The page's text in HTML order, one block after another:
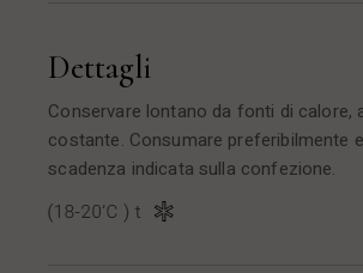
Dettagli
Conservare lontano da fonti di calore,
costante. Consumare preferibilmente
scadenza indicata sulla confezione.